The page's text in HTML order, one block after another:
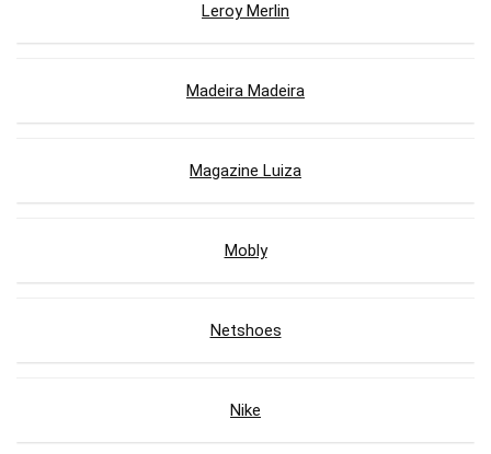
Leroy Merlin
Madeira Madeira
Magazine Luiza
Mobly
Netshoes
Nike